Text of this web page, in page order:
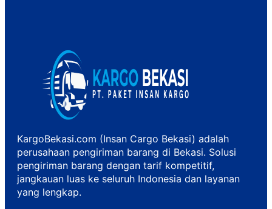
KargoBekasi.com (Insan Cargo Bekasi) adalah
perusahaan pengiriman barang di Bekasi. Solusi
pengiriman barang dengan tarif kompetitif,
jangkauan luas ke seluruh Indonesia dan layanan
yang lengkap.